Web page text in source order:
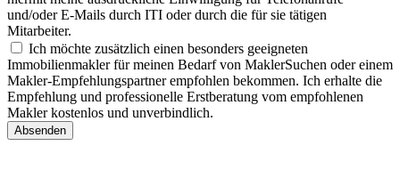
und/oder E-Mails durch ITI oder durch die für sie tätigen
Mitarbeiter.
Ich möchte zusätzlich einen besonders geeigneten
Immobilienmakler für meinen Bedarf von MaklerSuchen oder einem
Makler-Empfehlungspartner empfohlen bekommen. Ich erhalte die
Empfehlung und professionelle Erstberatung vom empfohlenen
Makler kostenlos und unverbindlich.
Absenden